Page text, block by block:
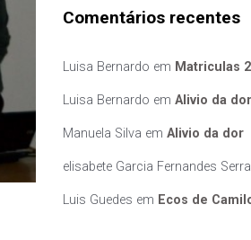
Comentários recentes
Luisa Bernardo em Matriculas
Luisa Bernardo em Alivio da dor
Manuela Silva em Alivio da dor
elisabete Garcia Fernandes Serra
Luis Guedes em Ecos de